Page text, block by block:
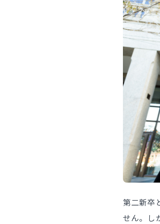
第二新卒
せん。し